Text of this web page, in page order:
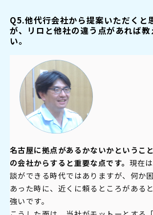
Q5.他代行会社から提案いただくと
が、リロと他社の違う点があれば教
い。
名古屋に拠点があるかないかというこ
の会社からすると重要な点です。 現在
談ができる時代ではありますが、何か
あった時に、近くに頼るところがある
強いです。